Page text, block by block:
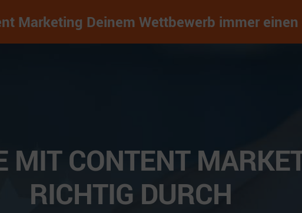
Marketing Deinem Wettbewerb immer
MIT CONTENT
RICHTIG DURCH